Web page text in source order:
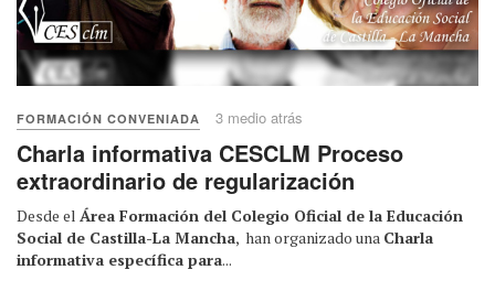
FORMACIÓN CONVENIADA 3 medio atrás
Charla informativa CESCLM Proceso
extraordinario de regularización
Desde el Área Formación del Colegio Oficial de la Educación
Social de Castilla-La Mancha, han organizado una Charla
informativa específica para...